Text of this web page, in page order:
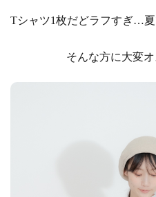
Tシャツ1枚だどラフすぎ…夏
そんな方に大変